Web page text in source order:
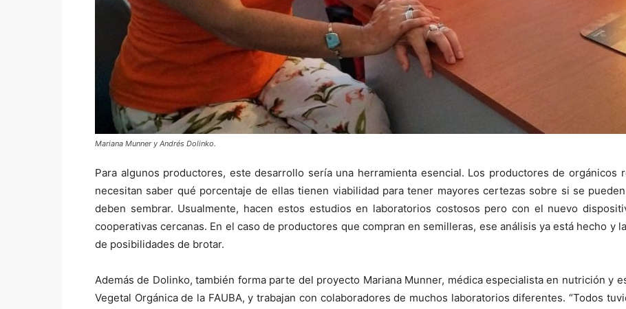
Mariana Munner y Andrés Dolinko.
Para algunos productores, este desarrollo sería una herramienta esencial. Los productores de
necesitan saber qué porcentaje de ellas tienen viabilidad para tener mayores certezas sobre si se
deben sembrar. Usualmente, hacen estos estudios en laboratorios costosos pero con el nuevo
cooperativas cercanas. En el caso de productores que compran en semilleras, ese análisis ya está hecho y
de posibilidades de brotar.
Además de Dolinko, también forma parte del proyecto Mariana Munner, médica especialista en nutrición y
Vegetal Orgánica de la FAUBA, y trabajan con colaboradores de muchos laboratorios diferentes. “Todos